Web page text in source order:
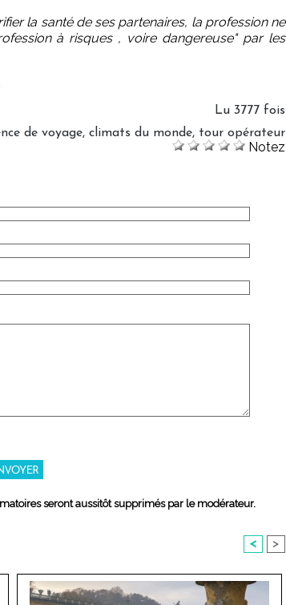
la santé de ses partenaires, la profession ne
à risques , voire dangereuse" par les
Lu 3777 fois
de voyage, climats du monde, tour opérateur
Notez
seront aussitôt supprimés par le modérateur.
< >